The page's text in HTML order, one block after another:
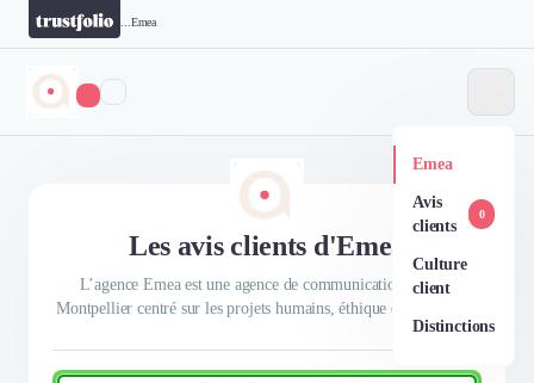
Emea
Emea
Avis
clients
0
Culture
client
Distinctions
Les avis clients d'Emea
L’agence Emea est une agence de communication basée à
Montpellier centré sur les projets humains, éthique et écologique